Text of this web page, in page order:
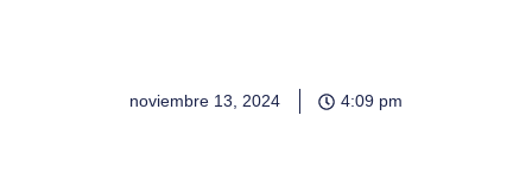
noviembre 13, 2024 4:09 pm